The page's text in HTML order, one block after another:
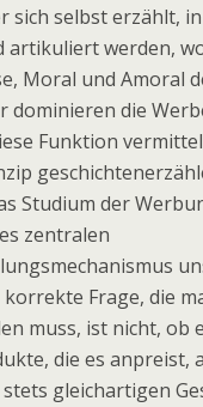
sich selbst erzählt,
artikuliert werden,
Moral und Amoral
dominieren die
Funktion
Studium der
zentralen
korrekte Frage, die
muss, ist nicht, ob
die es anpreist,
gleichartigen